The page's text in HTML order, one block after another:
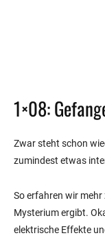
1×08:
Zwar steht schon
zumindest etwas
So erfahren wir
Mysterium ergibt.
elektrische Effekte